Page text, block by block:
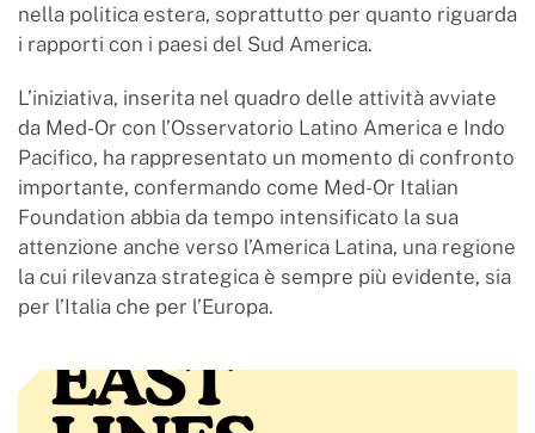
nella politica estera, soprattutto per quanto riguarda
i rapporti con i paesi del Sud America.
L’iniziativa, inserita nel quadro delle attività avviate
da Med-Or con l’Osservatorio Latino America e Indo
Pacifico, ha rappresentato un momento di confronto
importante, confermando come Med-Or Italian
Foundation abbia da tempo intensificato la sua
attenzione anche verso l’America Latina, una regione
la cui rilevanza strategica è sempre più evidente, sia
per l’Italia che per l’Europa.